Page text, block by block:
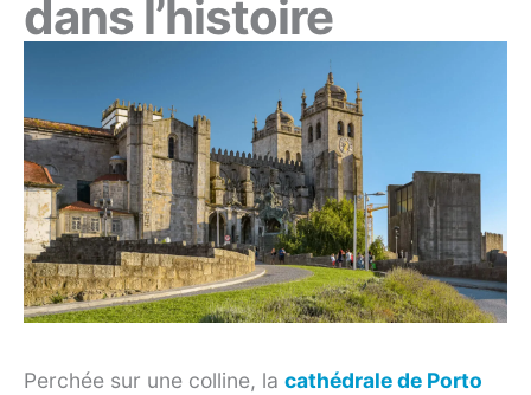
dans l’histoire
Perchée sur une colline, la cathédrale de Porto